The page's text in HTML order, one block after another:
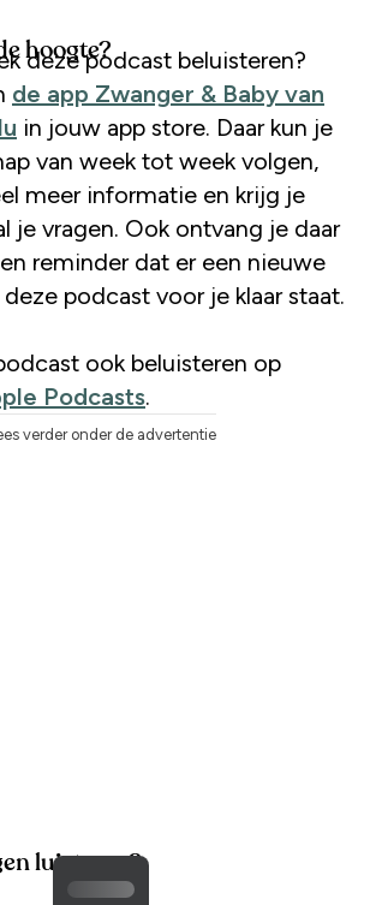
hoogte?
deze podcast beluisteren?
de app Zwanger & Baby van
in jouw app store. Daar kun je
van week tot week volgen,
meer informatie en krijg je
je vragen. Ook ontvang je daar
reminder dat er een nieuwe
podcast voor je klaar staat.
ook beluisteren op
Podcasts.
verder onder de advertentie
luisteren?